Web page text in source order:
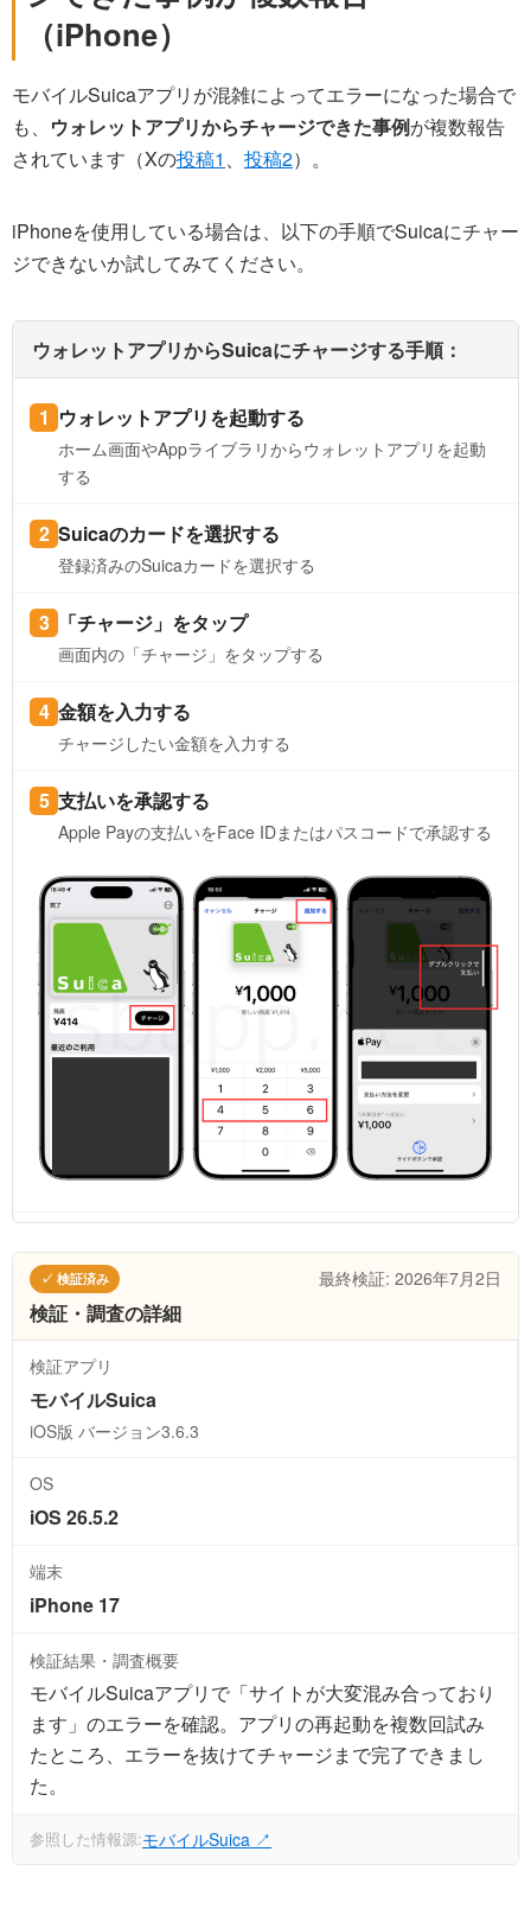
（iPhone）
モバイルSuicaアプリが混雑によってエラーになった場合で
も、 ウォレットアプリからチャージできた事例が複数報告
されています（Xの投稿1 、 投稿2）。
iPhoneを使用している場合は、以下の手順でSuicaにチャー
ジできないか試してみてください。
ウォレットアプリからSuicaにチャージする手順：
ウォレットアプリを起動する
ホーム画面やAppライブラリからウォレットアプリを起動
する
Suicaのカードを選択する
登録済みのSuicaカードを選択する
「チャージ」をタップ
画面内の「チャージ」をタップする
金額を入力する
チャージしたい金額を入力する
支払いを承認する
Apple Payの支払いをFace IDまたはパスコードで承認する
✓ 検証済み 最終検証: 2026年7月2日
検証・調査の詳細
検証アプリ
モバイルSuica
iOS版 バージョン3.6.3
OS
iOS 26.5.2
端末
iPhone 17
検証結果・調査概要
モバイルSuicaアプリで「サイトが大変混み合っており
ます」のエラーを確認。アプリの再起動を複数回試み
たところ、エラーを抜けてチャージまで完了できまし
た。
参照した情報源:モバイルSuica ↗